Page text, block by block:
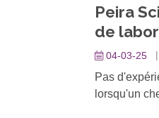
Peira
de
04-03-25
Pas
lorsqu'un